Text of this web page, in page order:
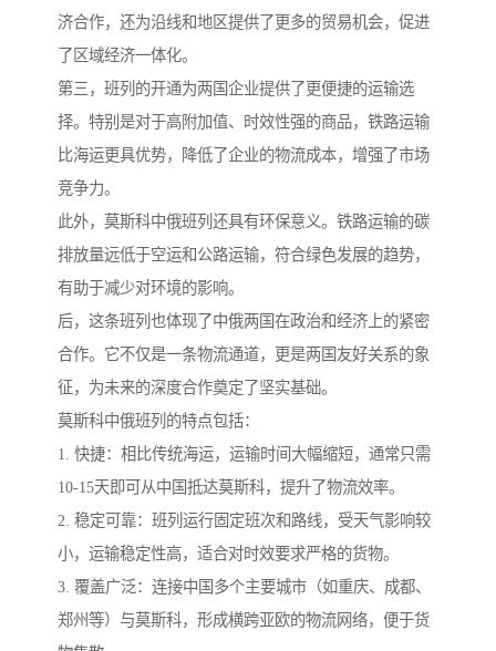
济合作，还为沿线和地区提供了更多的贸易机会，促进
了区域经济一体化。
第三，班列的开通为两国企业提供了更便捷的运输选
择。特别是对于高附加值、时效性强的商品，铁路运输
比海运更具优势，降低了企业的物流成本，增强了市场
竞争力。
此外，莫斯科中俄班列还具有环保意义。铁路运输的碳
排放量远低于空运和公路运输，符合绿色发展的趋势，
有助于减少对环境的影响。
后，这条班列也体现了中俄两国在政治和经济上的紧密
合作。它不仅是一条物流通道，更是两国友好关系的象
征，为未来的深度合作奠定了坚实基础。
莫斯科中俄班列的特点包括：
1. 快捷：相比传统海运，运输时间大幅缩短，通常只需
10-15天即可从中国抵达莫斯科，提升了物流效率。
2. 稳定可靠：班列运行固定班次和路线，受天气影响较
小，运输稳定性高，适合对时效要求严格的货物。
3. 覆盖广泛：连接中国多个主要城市（如重庆、成都、
郑州等）与莫斯科，形成横跨亚欧的物流网络，便于货